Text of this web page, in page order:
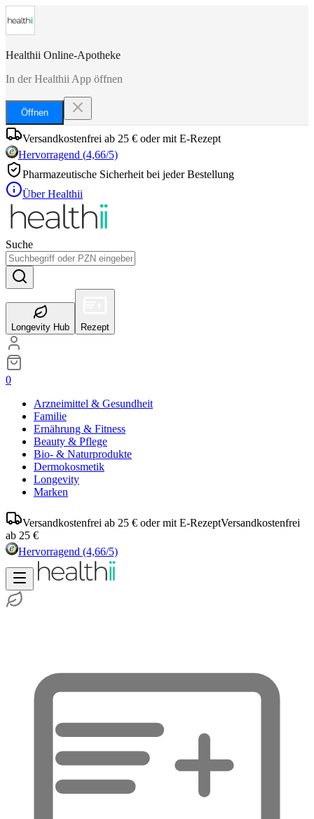
Healthii Online-Apotheke
In der Healthii App öffnen
Öffnen
Versandkostenfrei ab 25 € oder mit E-Rezept
Hervorragend (4,66/5)
Pharmazeutische Sicherheit bei jeder Bestellung
Über Healthii
Suche
Longevity Hub Rezept
0
Arzneimittel & Gesundheit
Familie
Ernährung & Fitness
Beauty & Pflege
Bio- & Naturprodukte
Dermokosmetik
Longevity
Marken
Versandkostenfrei ab 25 € oder mit E-RezeptVersandkostenfrei
ab 25 €
Hervorragend (4,66/5)